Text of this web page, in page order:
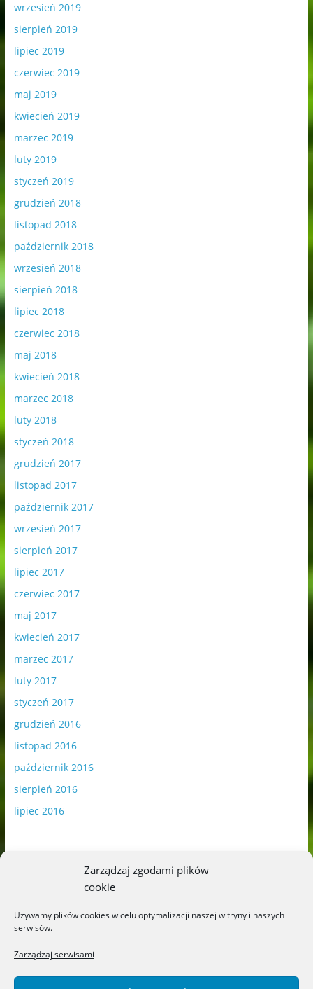
Zarządzaj zgodami plików
cookie
Używamy plików cookies w celu optymalizacji naszej witryny i naszych
serwisów.
Zarządzaj serwisami
wrzesień 2019
sierpień 2019
lipiec 2019
czerwiec 2019
maj 2019
kwiecień 2019
marzec 2019
luty 2019
styczeń 2019
grudzień 2018
listopad 2018
październik 2018
wrzesień 2018
sierpień 2018
lipiec 2018
czerwiec 2018
maj 2018
kwiecień 2018
marzec 2018
luty 2018
styczeń 2018
grudzień 2017
listopad 2017
październik 2017
wrzesień 2017
sierpień 2017
lipiec 2017
czerwiec 2017
maj 2017
kwiecień 2017
marzec 2017
luty 2017
styczeń 2017
grudzień 2016
listopad 2016
październik 2016
sierpień 2016
lipiec 2016